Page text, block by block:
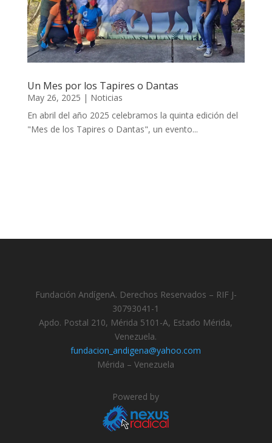
Un Mes por los Tapires o Dantas
May 26, 2025 | Noticias
En abril del año 2025 celebramos la quinta edición del
"Mes de los Tapires o Dantas", un evento...
Fundación AndígenA. Derechos Reservados – RIF J-
30793041-1
Apdo. Postal 210, Mérida 5101-A, Estado Mérida,
Venezuela.
fundacion_andigena@yahoo.com
Mérida – Venezuela
Powered by